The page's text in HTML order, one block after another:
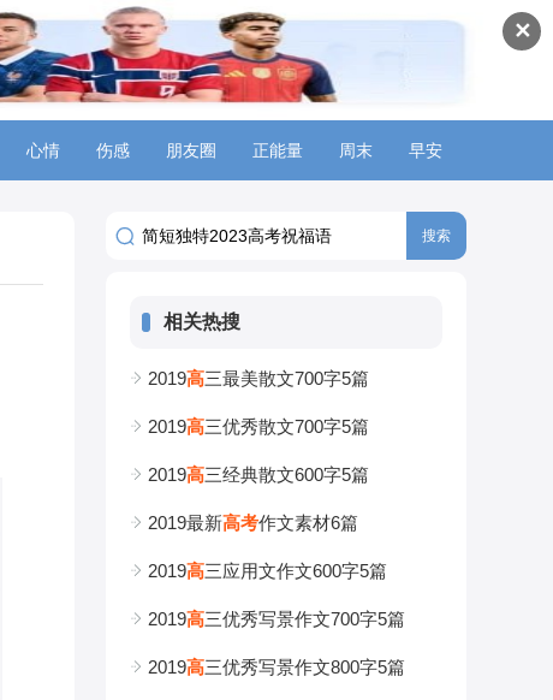
✕
心情 伤感 朋友圈 正能量 周末 早安
相关热搜
2019高三最美散文700字5篇
2019高三优秀散文700字5篇
2019高三经典散文600字5篇
2019最新高考作文素材6篇
2019高三应用文作文600字5篇
2019高三优秀写景作文700字5篇
2019高三优秀写景作文800字5篇